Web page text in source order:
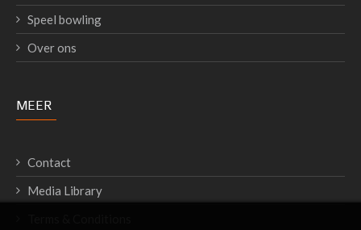
Speel bowling
Over ons
MEER
Contact
Media Library